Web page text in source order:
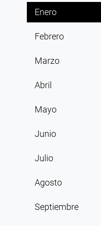
Enero
Febrero
Marzo
Abril
Mayo
Junio
Julio
Agosto
Septiembre